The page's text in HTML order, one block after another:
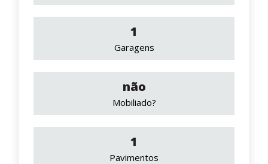
1
Garagens
não
Mobiliado?
1
Pavimentos